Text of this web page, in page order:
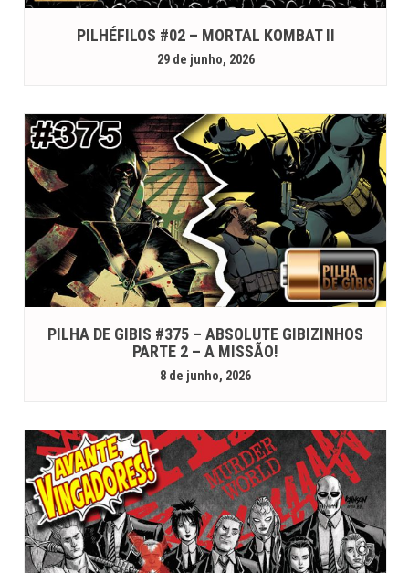
PILHÉFILOS #02 – MORTAL KOMBAT II
29 de junho, 2026
PILHA DE GIBIS #375 – ABSOLUTE GIBIZINHOS
PARTE 2 – A MISSÃO!
8 de junho, 2026